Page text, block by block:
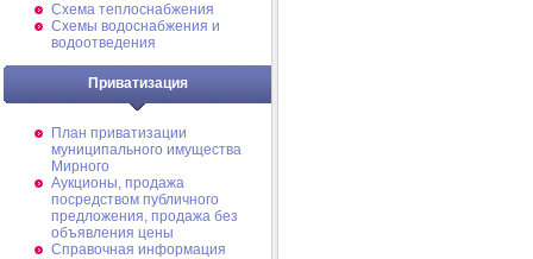
Схема теплоснабжения
Схемы водоснабжения и
водоотведения
Приватизация
План приватизации
муниципального имущества
Мирного
Аукционы, продажа
посредством публичного
предложения, продажа без
объявления цены
Справочная информация